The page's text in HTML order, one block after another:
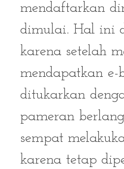
mendaftarkan
dimulai. Hal ini
karena setelah
mendapatkan e-
ditukarkan
pameran
sempat
karena tetap